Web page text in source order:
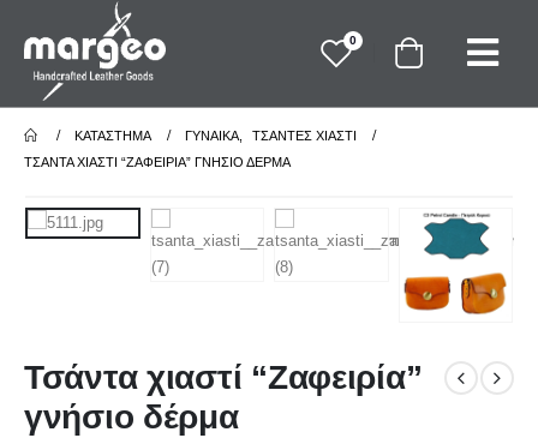
0
ΚΑΤΆΣΤΗΜΑ ΓΥΝΑΙΚΑ
ΤΣΑΝΤΕΣ ΧΙΑΣΤΙ
ΤΣΆΝΤΑ ΧΙΑΣΤΊ “ΖΑΦΕΙΡΊΑ” ΓΝΉΣΙΟ ΔΈΡΜΑ
Τσάντα χιαστί “Ζαφειρία”
γνήσιο δέρμα